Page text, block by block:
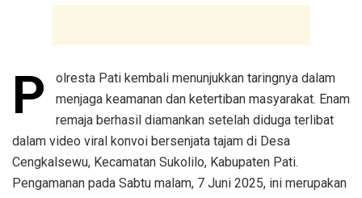
P
olresta Pati kembali menunjukkan taringnya dalam
menjaga keamanan dan ketertiban masyarakat. Enam
remaja berhasil diamankan setelah diduga terlibat
dalam video viral konvoi bersenjata tajam di Desa
Cengkalsewu, Kecamatan Sukolilo, Kabupaten Pati.
Pengamanan pada Sabtu malam, 7 Juni 2025, ini merupakan